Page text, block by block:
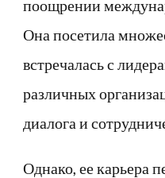
поощрении
Она посетила
встречалась с
различных
диалога и
Однако, ее карьера